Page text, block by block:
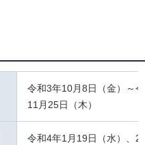
令和3年10月8日（金）～
11月25日（木）
令和4年1月19日（水）、